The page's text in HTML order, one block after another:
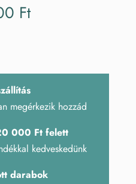
Ft
megérkezik hozzád
000 Ft felett
kedveskedünk
darabok